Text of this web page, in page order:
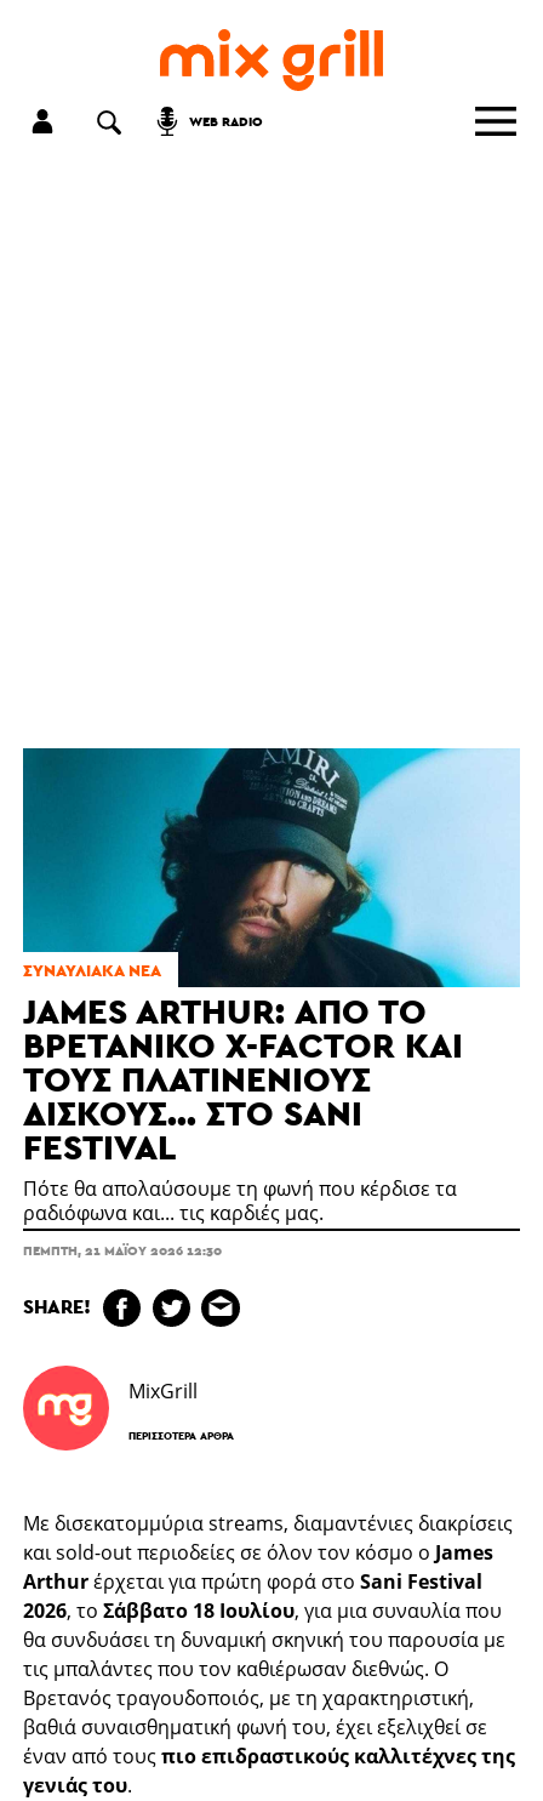
WEB RADIO
ΣΥΝΑΥΛΙΑΚΆ ΝΈΑ
JAMES ARTHUR: ΑΠΌ ΤΟ
ΒΡΕΤΑΝΙΚΌ X-FACTOR ΚΑΙ
ΤΟΥΣ ΠΛΑΤΙΝΈΝΙΟΥΣ
ΔΊΣΚΟΥΣ... ΣΤΟ SANI
FESTIVAL
Πότε θα απολαύσουμε τη φωνή που κέρδισε τα
ραδιόφωνα και... τις καρδιές μας.
ΠΈΜΠΤΗ, 21 ΜΑΪ́ΟΥ 2026 12:30
SHARE!
MixGrill
ΠΕΡΙΣΣΌΤΕΡΑ ΆΡΘΡΑ
Με δισεκατομμύρια streams, διαμαντένιες διακρίσεις
και sold-out περιοδείες σε όλον τον κόσμο ο James
Arthurέρχεται για πρώτη φορά στο Sani Festival
2026, τοΣάββατο 18 Ιουλίου, για μια συναυλία που
θα συνδυάσει τη δυναμική σκηνική του παρουσία με
τις μπαλάντες που τον καθιέρωσαν διεθνώς. Ο
Βρετανός τραγουδοποιός, με τη χαρακτηριστική,
βαθιά συναισθηματική φωνή του, έχει εξελιχθεί σε
έναν από τουςπιο επιδραστικούς καλλιτέχνες της
γενιάς του.